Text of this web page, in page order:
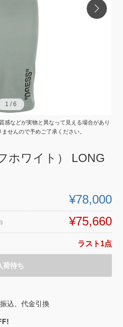
1 /6
1 /6
感などが実物と異なって見える場合があり
せんので予めご了承ください。
ホワイト） LONG
¥78,000
¥75,660
ラスト1点
荷待ち
込、代金引換